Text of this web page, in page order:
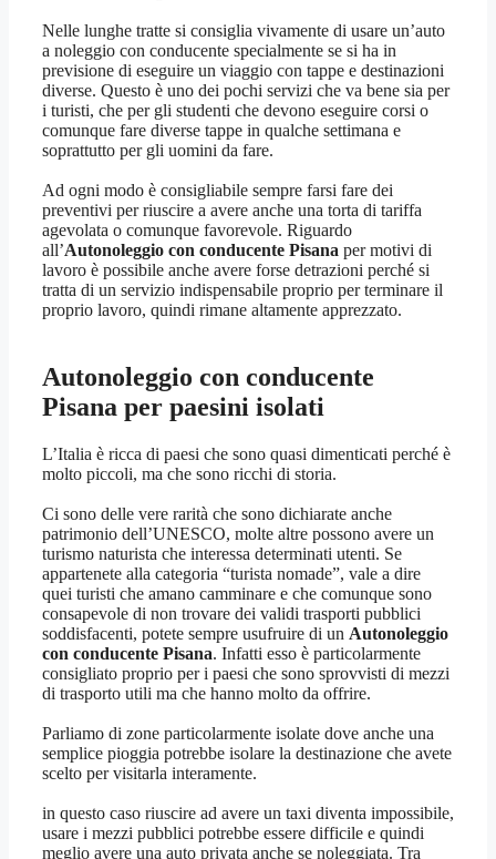
Nelle lunghe tratte si consiglia vivamente di usare un’auto
a noleggio con conducente specialmente se si ha in
previsione di eseguire un viaggio con tappe e destinazioni
diverse. Questo è uno dei pochi servizi che va bene sia per
i turisti, che per gli studenti che devono eseguire corsi o
comunque fare diverse tappe in qualche settimana e
soprattutto per gli uomini da fare.
Ad ogni modo è consigliabile sempre farsi fare dei
preventivi per riuscire a avere anche una torta di tariffa
agevolata o comunque favorevole. Riguardo
all’Autonoleggio con conducente Pisana per motivi di
lavoro è possibile anche avere forse detrazioni perché si
tratta di un servizio indispensabile proprio per terminare il
proprio lavoro, quindi rimane altamente apprezzato.
Autonoleggio con conducente
Pisana per paesini isolati
L’Italia è ricca di paesi che sono quasi dimenticati perché è
molto piccoli, ma che sono ricchi di storia.
Ci sono delle vere rarità che sono dichiarate anche
patrimonio dell’UNESCO, molte altre possono avere un
turismo naturista che interessa determinati utenti. Se
appartenete alla categoria “turista nomade”, vale a dire
quei turisti che amano camminare e che comunque sono
consapevole di non trovare dei validi trasporti pubblici
soddisfacenti, potete sempre usufruire di un Autonoleggio
con conducente Pisana. Infatti esso è particolarmente
consigliato proprio per i paesi che sono sprovvisti di mezzi
di trasporto utili ma che hanno molto da offrire.
Parliamo di zone particolarmente isolate dove anche una
semplice pioggia potrebbe isolare la destinazione che avete
scelto per visitarla interamente.
in questo caso riuscire ad avere un taxi diventa impossibile,
usare i mezzi pubblici potrebbe essere difficile e quindi
meglio avere una auto privata anche se noleggiata. Tra